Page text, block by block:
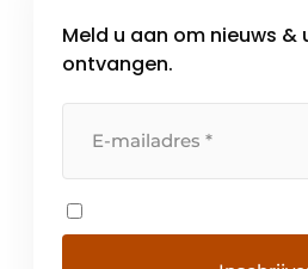
Meld u aan om nieuws
ontvangen.